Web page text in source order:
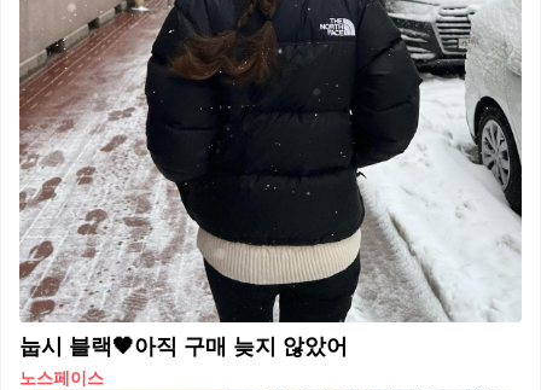
눕시 블랙🖤아직 구매 늦지 않았어
노스페이스